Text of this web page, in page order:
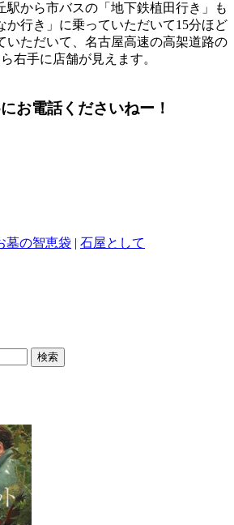
駅から市バスの「地下鉄植田行き」も
か行き」に乗っていただいて15分ほど
いただいて、名古屋高速の高架道路の
右手に店舗が見えます。
お電話くださいねー！
墓の智恵袋 | 石屋として